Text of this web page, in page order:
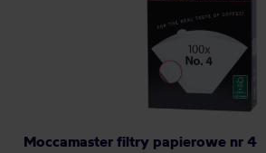
Moccamaster filtry papierowe nr 4